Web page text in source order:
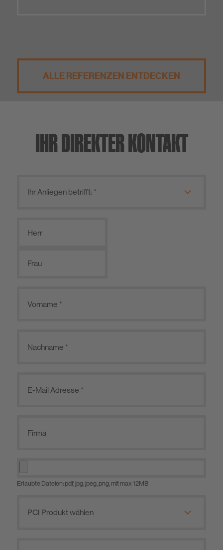
ALLE REFERENZEN ENTDECKEN
IHR DIREKTER KONTAKT
Herr
Frau
Erlaubte Dateien: pdf, jpg, jpeg, png, mit max 12MB